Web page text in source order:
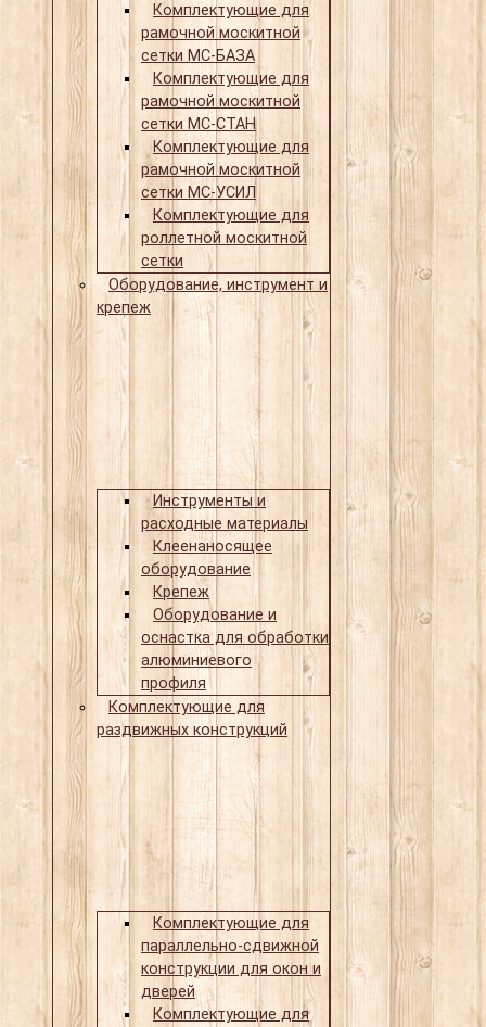
Комплектующие для
рамочной москитной
сетки МС-БАЗА
Комплектующие для
рамочной москитной
сетки МС-СТАН
Комплектующие для
рамочной москитной
сетки МС-УСИЛ
Комплектующие для
роллетной москитной
сетки
Оборудование, инструмент и
крепеж
Инструменты и
расходные материалы
Клеенаносящее
оборудование
Крепеж
Оборудование и
оснастка для обработки
алюминиевого
профиля
Комплектующие для
раздвижных конструкций
Комплектующие для
параллельно-сдвижной
конструкции для окон и
дверей
Комплектующие для